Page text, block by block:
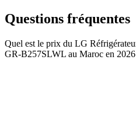
Questions fréquentes
Quel est le prix du LG
GR-B257SLWL au Maroc en